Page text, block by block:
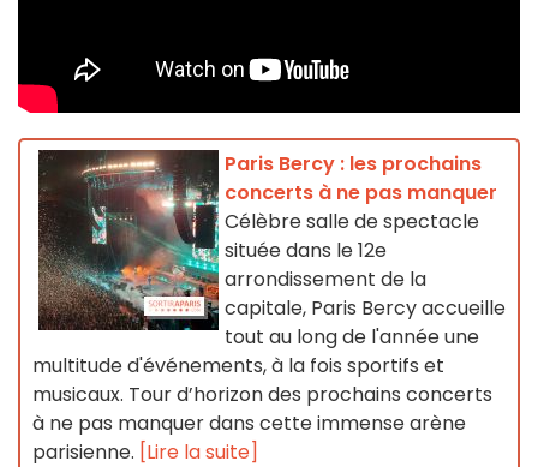
Paris Bercy : les prochains
concerts à ne pas manquer
Célèbre salle de spectacle
située dans le 12e
arrondissement de la
capitale, Paris Bercy accueille
tout au long de l'année une
multitude d'événements, à la fois sportifs et
musicaux. Tour d’horizon des prochains concerts
à ne pas manquer dans cette immense arène
parisienne. [Lire la suite]